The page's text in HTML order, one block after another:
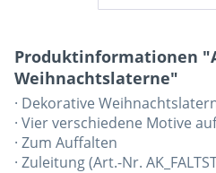
Produktinformationen
Weihnachtslaterne"
· Dekorative
· Vier verschiedene Motive
· Zum Auffalten
· Zuleitung (Art.-Nr.